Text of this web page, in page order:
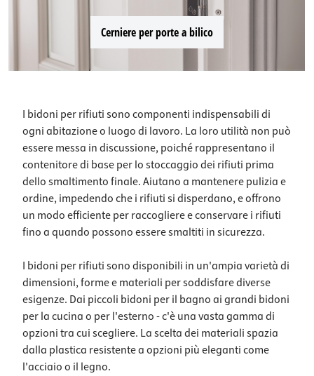
Cerniere per porte a bilico
I bidoni per rifiuti sono componenti indispensabili di
ogni abitazione o luogo di lavoro. La loro utilità non può
essere messa in discussione, poiché rappresentano il
contenitore di base per lo stoccaggio dei rifiuti prima
dello smaltimento finale. Aiutano a mantenere pulizia e
ordine, impedendo che i rifiuti si disperdano, e offrono
un modo efficiente per raccogliere e conservare i rifiuti
fino a quando possono essere smaltiti in sicurezza.
I bidoni per rifiuti sono disponibili in un'ampia varietà di
dimensioni, forme e materiali per soddisfare diverse
esigenze. Dai piccoli bidoni per il bagno ai grandi bidoni
per la cucina o per l'esterno - c'è una vasta gamma di
opzioni tra cui scegliere. La scelta dei materiali spazia
dalla plastica resistente a opzioni più eleganti come
l'acciaio o il legno.